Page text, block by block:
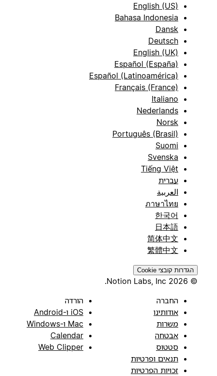
English (US)
Bahasa Indonesia
Dansk
Deutsch
English (UK)
Español (España)
Español (Latinoamérica)
Français (France)
Italiano
Nederlands
Norsk
Português (Brasil)
Suomi
Svenska
Tiếng Việt
עברית
العربية
ภาษาไทย
한국어
日本語
简体中文
繁體中文
הגדרות קובצי Cookie
החברה
אודותינו
משרות
אבטחה
סטטוס
תנאים ופרטיות
זכויות הפרטיות
הורדה
iOS ו-Android
Mac ו-Windows
Calendar
Web Clipper